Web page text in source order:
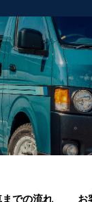
での流れ お